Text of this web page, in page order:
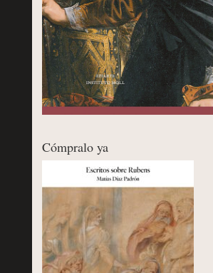
Cómpralo ya